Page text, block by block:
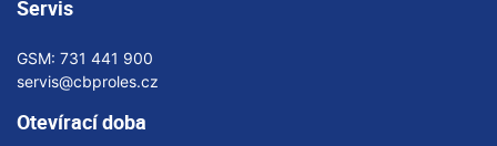
Servis
GSM: 731 441 900
servis@cbproles.cz
Otevírací doba